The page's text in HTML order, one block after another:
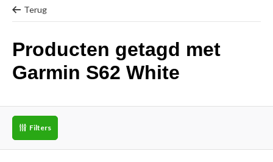
Terug
Producten getagd met
Garmin S62 White
Filters